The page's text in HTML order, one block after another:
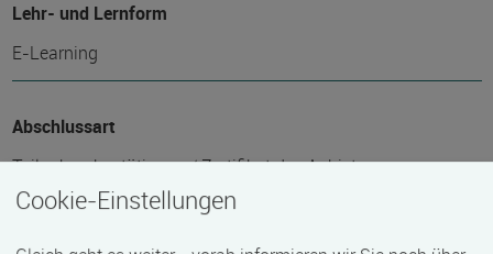
Lehr- und Lernform
E-Learning
Abschlussart
Teilnahmebestätigung / Zertifikat des Anbieters
Cookie-Einstellungen